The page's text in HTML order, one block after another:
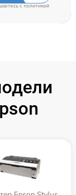
c политикой